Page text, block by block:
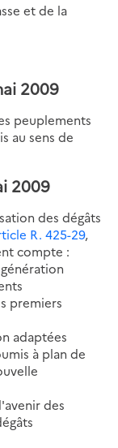
et de la
2009
peuplements
au sens de
2009
des dégâts
R. 425-29,
compte :
premiers
adaptées
à plan de
des